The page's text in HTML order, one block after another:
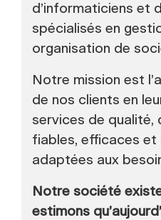
d’informaticiens et
spécialisés en
organisation de
Notre mission est
de nos clients en
services de qualité,
fiables, efficaces et
adaptées aux
Notre société
estimons